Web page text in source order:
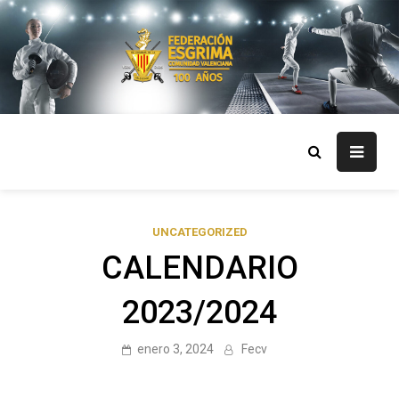
Skip
content
UNCATEGORIZED
CALENDARIO
2023/2024
enero 3, 2024 Fecv